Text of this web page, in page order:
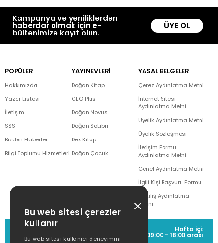
Kampanya ve yeniliklerden
haberdar olmak için e-
bültenimize kayıt olun.
ÜYE OL
POPÜLER
Hakkımızda
Yazar Listesi
İletişim
SSS
Bizden Haberler
Bilgi Toplumu Hizmetleri
YAYINEVLERİ
Doğan Kitap
CEO Plus
Doğan Novus
Doğan SoLibri
Dex Kitap
Doğan Çocuk
YASAL BELGELER
Çerez Aydınlatma Metni
İnternet Sitesi
Aydınlatma Metni
Üyelik Aydınlatma Metni
Üyelik Sözleşmesi
İletişim Formu
Aydınlatma Metni
Genel Aydınlatma Metni
İlgili Kişi Başvuru Formu
Çekiliş Aydınlatma
Metni
MÜŞTERİ HİZMETLERİ
(0212) 373 77 00
Hafta içi:
09:00 - 18:00 arası
Bu web sitesi çerezler
kullanır
Bu web sitesi kullanıcı deneyimini